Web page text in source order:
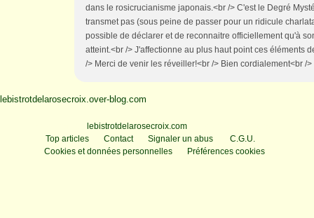
dans le rosicrucianisme japonais.<br /> C'est le Degré
transmet pas (sous peine de passer pour un ridicule
possible de déclarer et de reconnaitre officiellement qu'à
atteint.<br /> J'affectionne au plus haut point ces éléments
/> Merci de venir les réveiller!<br /> Bien cordialement<br /
lebistrotdelarosecroix.over-blog.com
lebistrotdelarosecroix.com
Top articles
Contact Signaler un abus
C.G.U.
Cookies et données personnelles
Préférences cookies